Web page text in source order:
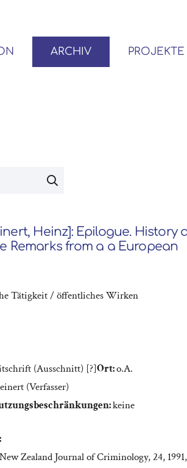
ARCHIV PROJEKTE
Heinz]: Epilogue. History
Remarks from a a European
Tätigkeit / öffentliches Wirken
(Ausschnitt) [?]Ort:o.A.
(Verfasser)
keine
Zealand Journal of Criminology, 24, 1991,